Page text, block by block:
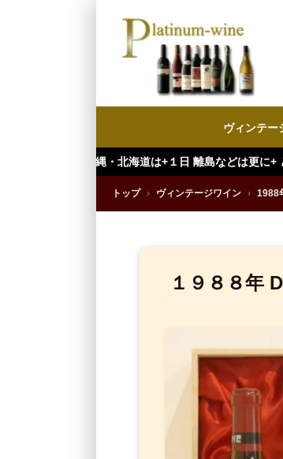
ヴィンテー
道は+１日 離島などは更に+ となります。）
トップ › ヴィンテージワイン › 1988
１９８８年